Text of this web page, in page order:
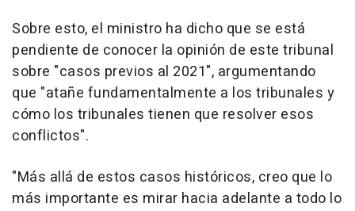
Sobre esto, el ministro ha dicho que se está
pendiente de conocer la opinión de este tribunal
sobre "casos previos al 2021", argumentando
que "atañe fundamentalmente a los tribunales y
cómo los tribunales tienen que resolver esos
conflictos".
"Más allá de estos casos históricos, creo que lo
más importante es mirar hacia adelante a todo lo